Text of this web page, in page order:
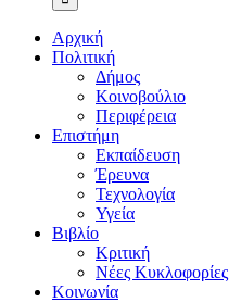
Αρχική
Πολιτική
Δήμος
Κοινοβούλιο
Περιφέρεια
Επιστήμη
Εκπαίδευση
Έρευνα
Τεχνολογία
Υγεία
Βιβλίο
Κριτική
Νέες Κυκλοφορίες
Κοινωνία